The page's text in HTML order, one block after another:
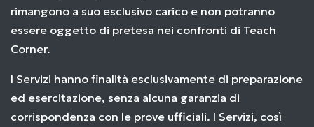
rimangono a suo esclusivo carico e non potranno
essere oggetto di pretesa nei confronti di Teach
Corner.
I Servizi hanno finalità esclusivamente di preparazione
ed esercitazione, senza alcuna garanzia di
corrispondenza con le prove ufficiali. I Servizi, così